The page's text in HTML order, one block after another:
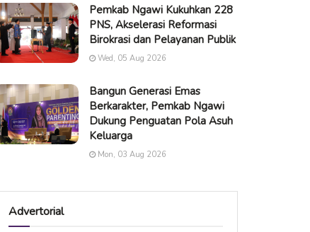
Pemkab Ngawi Kukuhkan 228
PNS, Akselerasi Reformasi
Birokrasi dan Pelayanan Publik
Wed, 05 Aug 2026
Bangun Generasi Emas
Berkarakter, Pemkab Ngawi
Dukung Penguatan Pola Asuh
Keluarga
Mon, 03 Aug 2026
Advertorial